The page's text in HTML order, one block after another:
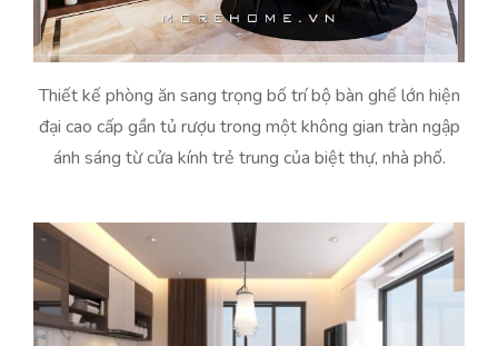
Thiết kế phòng ăn sang trọng bố trí bộ bàn ghế lớn hiện
đại cao cấp gần tủ rượu trong một không gian tràn ngập
ánh sáng từ cửa kính trẻ trung của biệt thự, nhà phố.